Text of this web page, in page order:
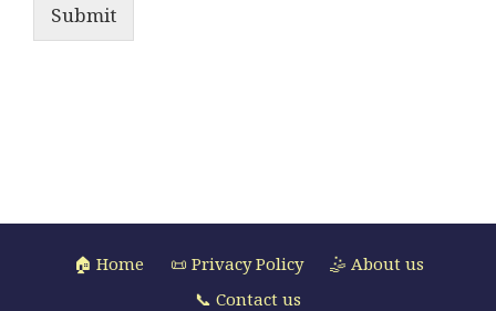
Submit
🏠 Home 📜 Privacy Policy
🤹 About us
📞 Contact us